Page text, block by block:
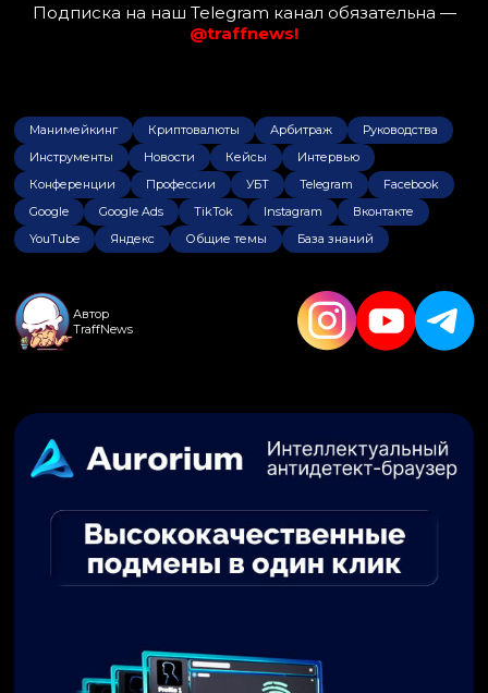
Подписка на наш Telegram канал обязательна —
@traffnews!
Манимейкинг Криптовалюты Арбитраж
Руководства
Инструменты
Новости Кейсы
Интервью
Конференции
Профессии УБТ Telegram
Facebook
Google
Google Ads TikTok Instagram
Вконтакте
YouTube
Яндекс Общие темы База знаний
Автор
TraffNews